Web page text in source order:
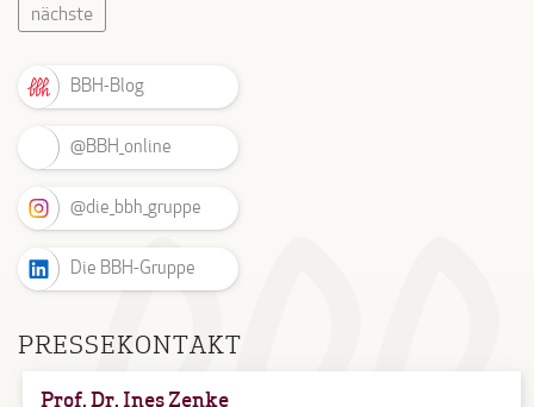
nächste
BBH-Blog
@BBH_online
@die_bbh_gruppe
Die BBH-Gruppe
PRESSEKONTAKT
Prof. Dr. Ines Zenke